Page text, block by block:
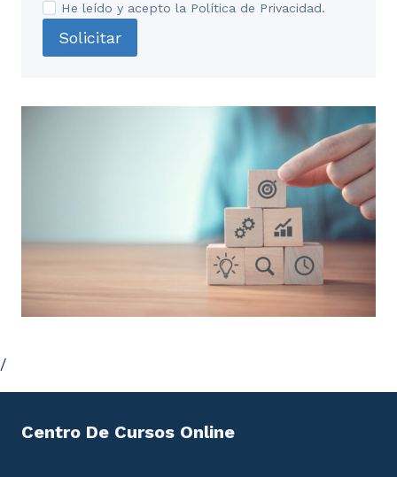
He leído y acepto la Política de Privacidad.
Solicitar
/
Centro De Cursos Online